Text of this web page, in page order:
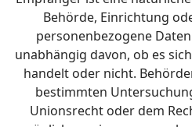
Behörde, Einrichtung
personenbezogene
unabhängig davon, ob es
handelt oder nicht.
bestimmten
Unionsrecht oder dem